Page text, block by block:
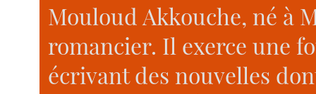
Mouloud Akkouche, né à
romancier. Il exerce une
écrivant des nouvelles